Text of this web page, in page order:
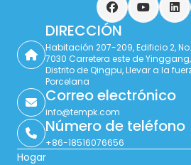
FacebookYouTube
DIRECCIÓN
Habitación 207-209, Edificio 2, No.
7030 Carretera este de Yinggang,
Distrito de Qingpu, Llevar a la
Porcelana
Correo electrónico
info@tempk.com
Número de teléfono
+86-18516076656
Hogar